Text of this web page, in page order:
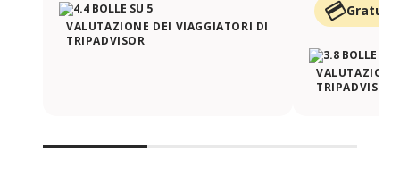
VALUTAZIONE DEI VIAGGIATORI DI
TRIPADVISOR
TRIPADVISOR